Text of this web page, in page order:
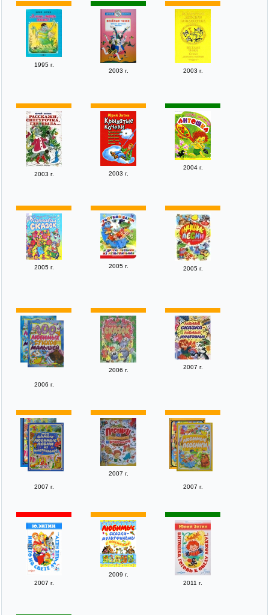
1995 г.
2003 г.
2003 г.
2003 г. 2003 г.
2004 г.
2005 г. 2005 г. 2005 г.
2006 г.
2006 г. 2007 г.
2007 г.
2007 г.
2007 г.
2007 г.
2009 г.
2011 г.